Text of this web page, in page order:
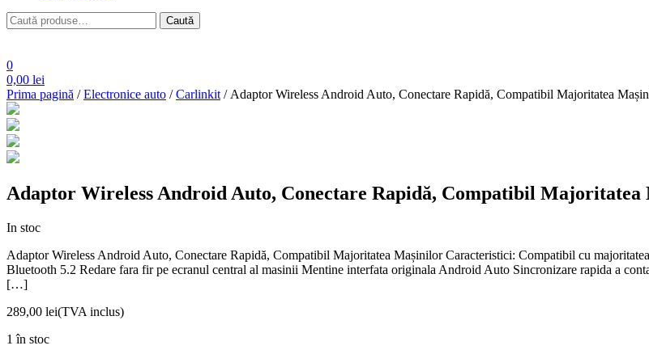
Caută
după:
Caută
0
0,00 lei
Prima pagină /Electronice auto /Carlinkit/ Adaptor Wireless Android Auto, Conectare Rapidă, Compatibil Majoritatea
Adaptor Wireless Android Auto, Conectare Rapidă, Compatibil
In stoc
Adaptor Wireless Android Auto, Conectare Rapidă, Compatibil Majoritatea Mașinilor Caracteristici: Compatibil cu
Bluetooth 5.2 Redare fara fir pe ecranul central al masinii Mentine interfata originala Android Auto Sincronizare rapida a
[…]
289,00 lei(TVA inclus)
1 în stoc